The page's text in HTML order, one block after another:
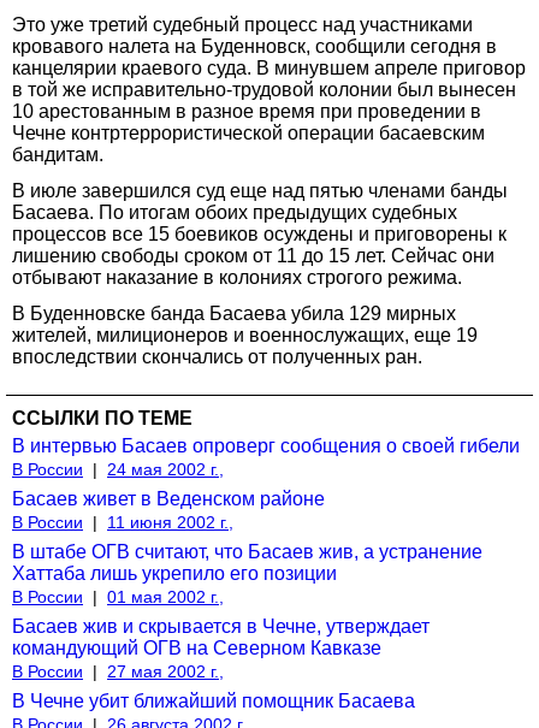
Это уже третий судебный процесс над участниками
кровавого налета на Буденновск, сообщили сегодня в
канцелярии краевого суда. В минувшем апреле приговор
в той же исправительно-трудовой колонии был вынесен
10 арестованным в разное время при проведении в
Чечне контртеррористической операции басаевским
бандитам.
В июле завершился суд еще над пятью членами банды
Басаева. По итогам обоих предыдущих судебных
процессов все 15 боевиков осуждены и приговорены к
лишению свободы сроком от 11 до 15 лет. Сейчас они
отбывают наказание в колониях строгого режима.
В Буденновске банда Басаева убила 129 мирных
жителей, милиционеров и военнослужащих, еще 19
впоследствии скончались от полученных ран.
ССЫЛКИ ПО ТЕМЕ
В интервью Басаев опроверг сообщения о своей гибели
В России | 24 мая 2002 г.,
Басаев живет в Веденском районе
В России | 11 июня 2002 г.,
В штабе ОГВ считают, что Басаев жив, а устранение
Хаттаба лишь укрепило его позиции
В России | 01 мая 2002 г.,
Басаев жив и скрывается в Чечне, утверждает
командующий ОГВ на Северном Кавказе
В России | 27 мая 2002 г.,
В Чечне убит ближайший помощник Басаева
В России | 26 августа 2002 г.,